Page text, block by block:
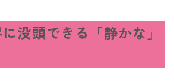
没頭できる「静かな」